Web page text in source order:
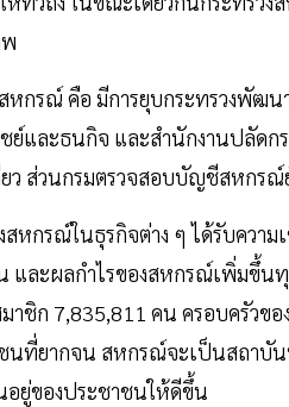
หกรณ์ คือ มีการยุบกระทรวงพัฒ
ละธนกิจ และสำนักงานปลัดกร
ว ส่วนกรมตรวจสอบบัญชีสหกรณ์
สหกรณ์ในธุรกิจต่าง ๆ ได้รับควา
และผลกำไรของสหกรณ์เพิ่มขึ้
ชิก 7,835,811 คน ครอบครัวข
นที่ยากจน สหกรณ์จะเป็นสถาบั
อยู่ของประชาชนให้ดีขึ้น